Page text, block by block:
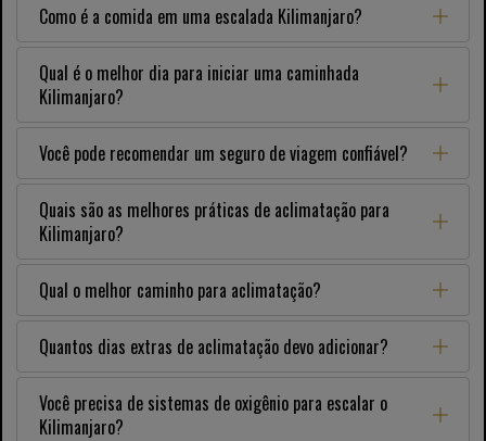
Como é a comida em uma escalada Kilimanjaro?
Qual é o melhor dia para iniciar uma caminhada
Kilimanjaro?
Você pode recomendar um seguro de viagem confiável?
Quais são as melhores práticas de aclimatação para
Kilimanjaro?
Qual o melhor caminho para aclimatação?
Quantos dias extras de aclimatação devo adicionar?
Você precisa de sistemas de oxigênio para escalar o
Kilimanjaro?